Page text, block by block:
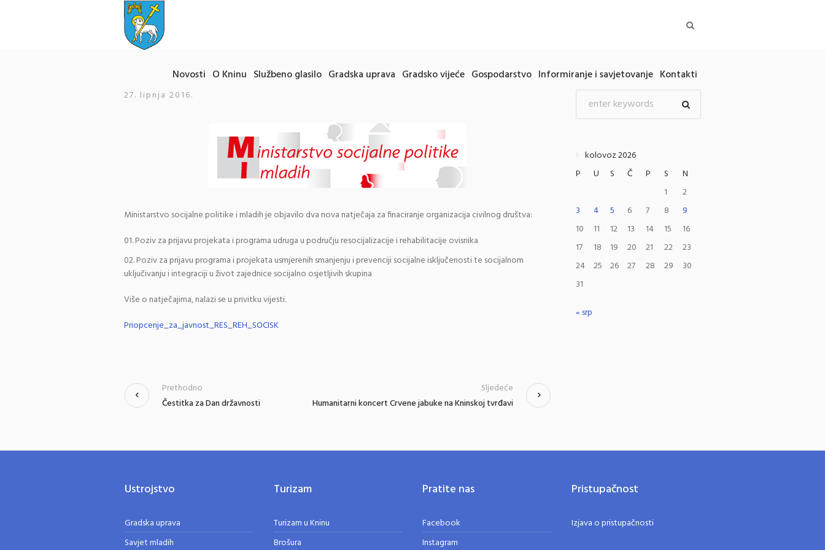
Novosti O Kninu Službeno glasilo Gradska uprava Gradsko vijeće Gospodarstvo Informiranje i savjetovanje Kontakti
27. lipnja 2016.
Ministarstvo socijalne politike i mladih je objavilo dva nova natječaja za finaciranje organizacija civilnog društva:
Poziv za prijavu projekata i programa udruga u području resocijalizacije i rehabilitacije ovisnika
Poziv za prijavu programa i projekata usmjerenih smanjenju i prevenciji socijalne isključenosti te socijalnom
uključivanju i integraciji u život zajednice socijalno osjetljivih skupina
Više o natječajima, nalazi se u privitku vijesti.
Priopcenje_za_javnost_RES_REH_SOCISK
Čestitka za Dan državnosti
Prethodno
Humanitarni koncert Crvene jabuke na Kninskoj tvrđavi
Sljedeće
kolovoz 2026
P
U S Č P S
N
1
2
3
4 5 6 7 8
9
10
11 12 13 14 15
16
17
18 19 20 21 22
23
24
25 26 27 28 29
30
31
« srp
Ustrojstvo
Gradska uprava
Savjet mladih
Turizam
Turizam u Kninu
Brošura
Pratite nas
Facebook
Instagram
Pristupačnost
Izjava o pristupačnosti